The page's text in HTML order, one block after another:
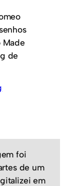
Made
de
foi
de um
em